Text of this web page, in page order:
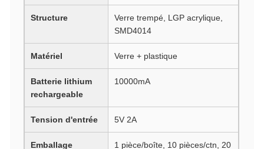
Structure
Verre trempé, LGP acrylique,
SMD4014
Matériel Verre + plastique
Batterie lithium
rechargeable
10000mA
Tension d'entrée 5V 2A
Emballage 1 pièce/boîte, 10 pièces/ctn, 20